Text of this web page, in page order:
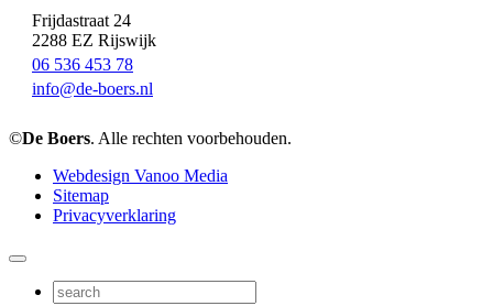
Frijdastraat 24
2288 EZ Rijswijk
06 536 453 78
info@de-boers.nl
©De Boers. Alle rechten voorbehouden.
Webdesign Vanoo Media
Sitemap
Privacyverklaring